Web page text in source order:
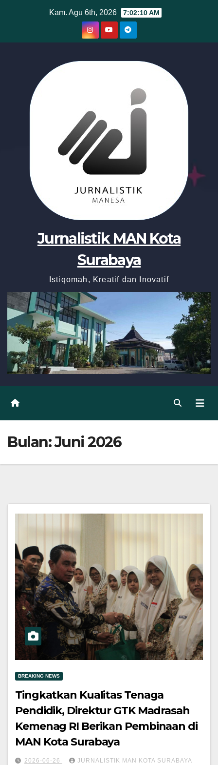
Kam. Agu 6th, 2026 7:02:12 AM
Jurnalistik MAN Kota
Surabaya
Istiqomah, Kreatif dan Inovatif
Bulan:Juni 2026
BREAKING NEWS
Tingkatkan Kualitas Tenaga
Pendidik, Direktur GTK Madrasah
Kemenag RI Berikan Pembinaan di
MAN Kota Surabaya
2026-06-26 JURNALISTIK MAN KOTA SURABAYA